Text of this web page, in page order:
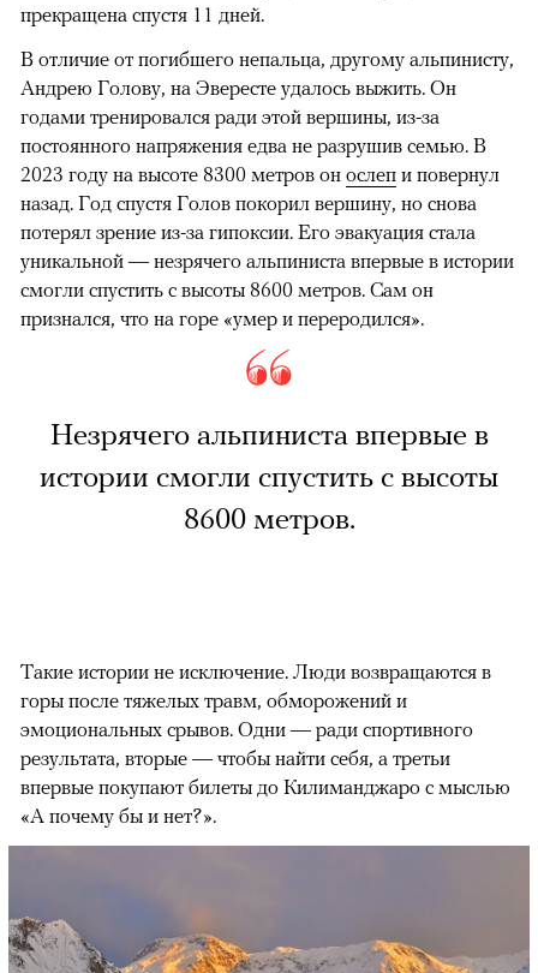
прекращена спустя 11 дней.
В отличие от погибшего непальца, другому альпинисту,
Андрею Голову, на Эвересте удалось выжить. Он
годами тренировался ради этой вершины, из-за
постоянного напряжения едва не разрушив семью. В
2023 году на высоте 8300 метров он ослеп и повернул
назад. Год спустя Голов покорил вершину, но снова
потерял зрение из-за гипоксии. Его эвакуация стала
уникальной — незрячего альпиниста впервые в истории
смогли спустить с высоты 8600 метров. Сам он
признался, что на горе «умер и переродился».
Незрячего альпиниста впервые в
истории смогли спустить с высоты
8600 метров.
Такие истории не исключение. Люди возвращаются в
горы после тяжелых травм, обморожений и
эмоциональных срывов. Одни — ради спортивного
результата, вторые — чтобы найти себя, а третьи
впервые покупают билеты до Килиманджаро с мыслью
«А почему бы и нет?».